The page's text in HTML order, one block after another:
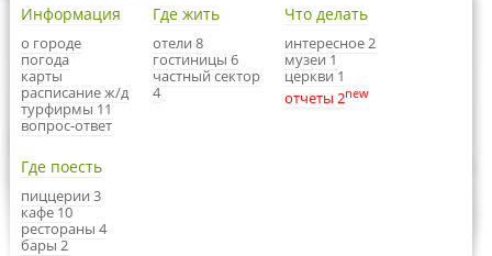
Информация
о городе
погода
карты
расписание ж/д
турфирмы 11
вопрос-ответ
Где жить
отели 8
гостиницы 6
частный сектор
4
Что делать
интересное 2
музеи 1
церкви 1
отчеты 2new
Где поесть
пиццерии 3
кафе 10
рестораны 4
бары 2